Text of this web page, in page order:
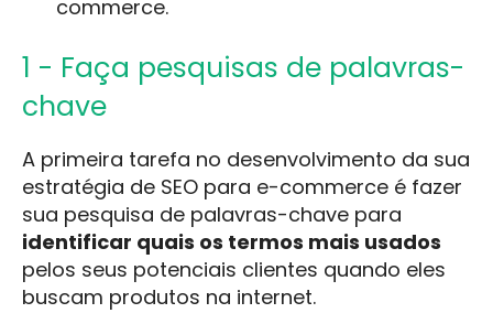
commerce.
1 - Faça pesquisas de palavras-
chave
A primeira tarefa no desenvolvimento da sua
estratégia de SEO para e-commerce é fazer
sua pesquisa de palavras-chave para
identificar quais os termos mais usados
pelos seus potenciais clientes quando eles
buscam produtos na internet.